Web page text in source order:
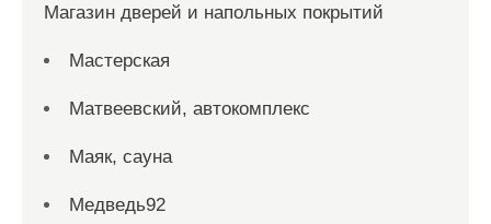
Магазин дверей и напольных покрытий
Мастерская
Матвеевский, автокомплекс
Маяк, сауна
Медведь92